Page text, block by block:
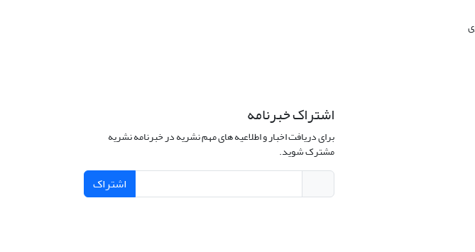
اشتراک خبرنامه
برای دریافت اخبار و اطلاعیه های مهم نشریه در خبرنامه نشریه
مشترک شوید.
اشتراک